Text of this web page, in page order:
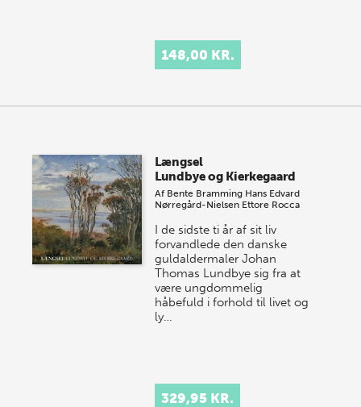
148,00 KR.
Længsel
Lundbye og Kierkegaard
Af Bente Bramming Hans Edvard
Nørregård-Nielsen Ettore Rocca
I de sidste ti år af sit liv
forvandlede den danske
guldaldermaler Johan
Thomas Lundbye sig fra at
være ungdommelig
håbefuld i forhold til livet og
ly…
329,95 KR.